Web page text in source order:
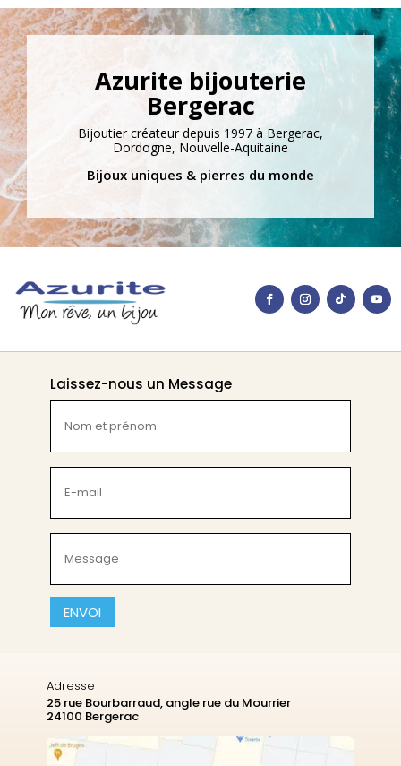
Azurite bijouterie
Bergerac
Bijoutier créateur depuis 1997 à Bergerac,
Dordogne, Nouvelle-Aquitaine
Bijoux uniques & pierres du monde
Laissez-nous un Message
et
prénom
(Nécessaire)
mail
(Nécessaire)
(Nécessaire)
CAPTCHA
Adresse
25 rue Bourbarraud, angle rue du Mourrier
24100 Bergerac